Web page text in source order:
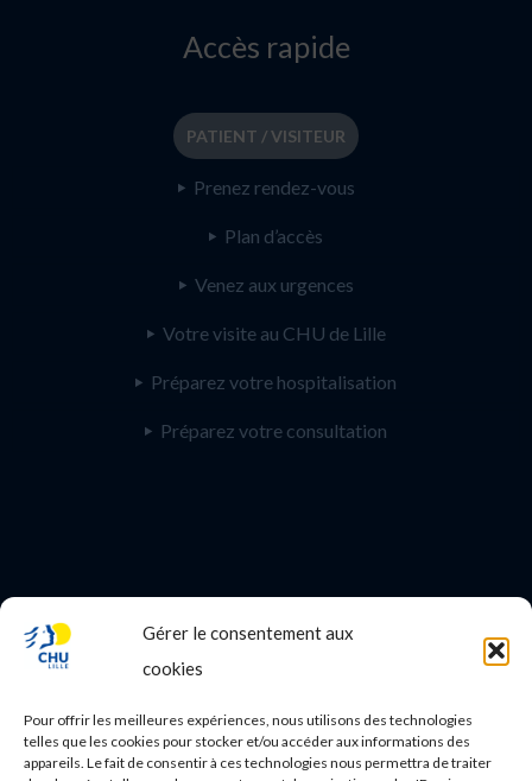
Gérer le consentement aux
cookies
Pour offrir les meilleures expériences, nous utilisons des technologies
telles que les cookies pour stocker et/ou accéder aux informations des
appareils. Le fait de consentir à ces technologies nous permettra de traiter
Accès rapide
PATIENT / VISITEUR
Prenez rendez-vous
Plan d’accès
Venez aux urgences
Votre visite au CHU de Lille
Préparez votre hospitalisation
Préparez votre consultation
PROFESSIONNEL DE SANTE
Nos essais cliniques